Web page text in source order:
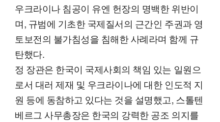
우크라이나 침공이 유엔 헌장의 명백한 위반이
며, 규범에 기초한 국제질서의 근간인 주권과 영
토보전의 불가침성을 침해한 사례라며 함께 규
탄했다.
정 장관은 한국이 국제사회의 책임 있는 일원으
로서 대러 제재 및 우크라이나에 대한 인도적 지
원 등에 동참하고 있다는 것을 설명했고, 스톨텐
베르그 사무총장은 한국의 강력한 공조 의지를